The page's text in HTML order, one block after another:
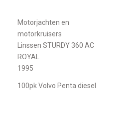
Motorjachten en
motorkruisers
Linssen STURDY 360 AC
ROYAL
1995
100pk Volvo Penta diesel